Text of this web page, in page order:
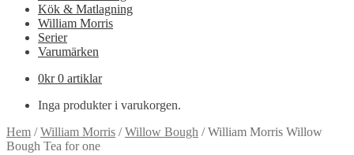
Kök & Matlagning
William Morris
Serier
Varumärken
0kr 0 artiklar
Inga produkter i varukorgen.
Hem /William Morris /Willow Bough /William Morris Willow
Bough Tea for one